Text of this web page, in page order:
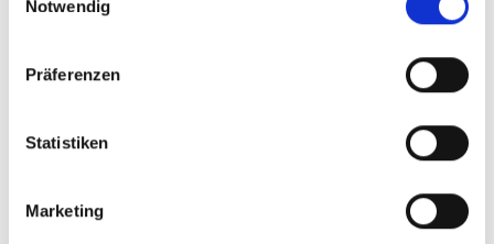
Notwendig
Präferenzen
Statistiken
Marketing